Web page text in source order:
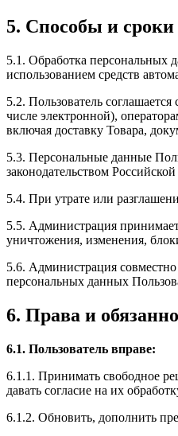
5. Способы и
5.1. Обработка персональных
использованием средств
5.2. Пользователь
числе электронной),
включая доставку Товара,
5.3. Персональные данные
законодательством
5.4. При утрате или
5.5. Администрация
уничтожения, изменения,
5.6. Администрация
персональных данных
6. Права и
6.1. Пользователь вправе:
6.1.1. Принимать свободное
давать согласие на их
6.1.2. Обновить, дополнить